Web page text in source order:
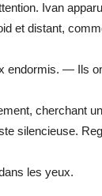
Ivan
et distant,
— Ils
cherchant
silencieuse.
les yeux.